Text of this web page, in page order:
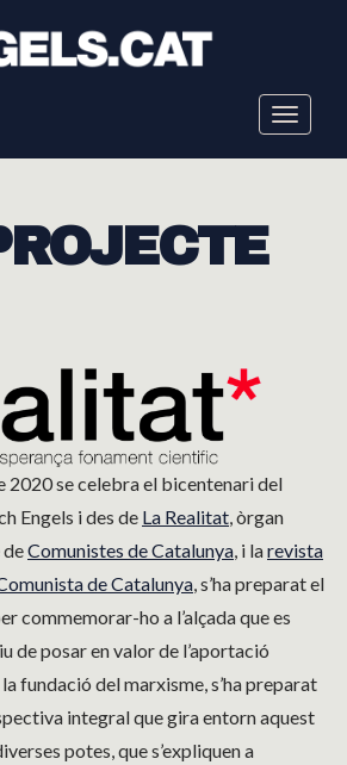
Toggle
2020 se celebra el bicentenari del
Engels i des de La Realitat, òrgan
deComunistes de Catalunya, i larevista
de Catalunya, s’ha preparat el
commemorar-ho a l’alçada que es
de posar en valor de l’aportació
la fundació del marxisme, s’ha preparat
integral que gira entorn aquest
potes, que s’expliquen a